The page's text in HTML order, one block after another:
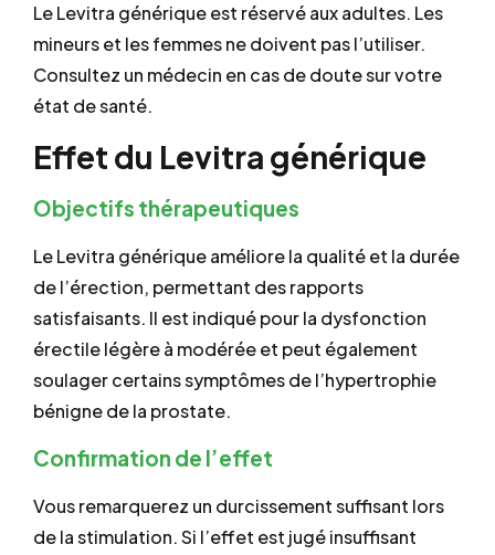
Le Levitra générique est réservé aux adultes. Les
mineurs et les femmes ne doivent pas l’utiliser.
Consultez un médecin en cas de doute sur votre
état de santé.
Effet du Levitra générique
Objectifs thérapeutiques
Le Levitra générique améliore la qualité et la durée
de l’érection, permettant des rapports
satisfaisants. Il est indiqué pour la dysfonction
érectile légère à modérée et peut également
soulager certains symptômes de l’hypertrophie
bénigne de la prostate.
Confirmation de l’effet
Vous remarquerez un durcissement suffisant lors
de la stimulation. Si l’effet est jugé insuffisant